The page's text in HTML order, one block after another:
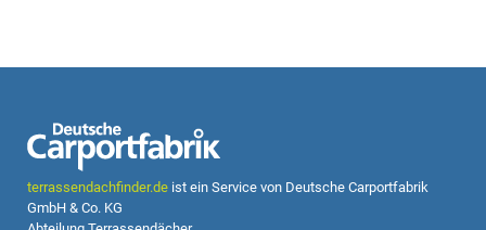
terrassendachfinder.de ist ein Service von Deutsche Carportfabrik
GmbH & Co. KG